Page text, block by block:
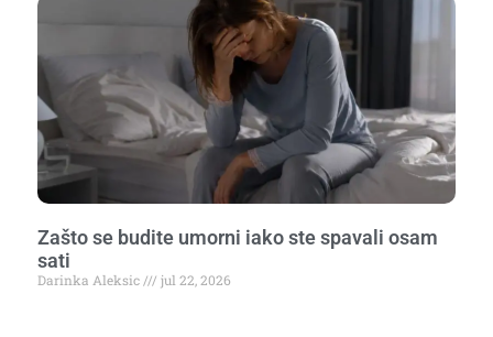
Zašto se budite umorni iako ste spavali osam
sati
Darinka Aleksic jul 22, 2026